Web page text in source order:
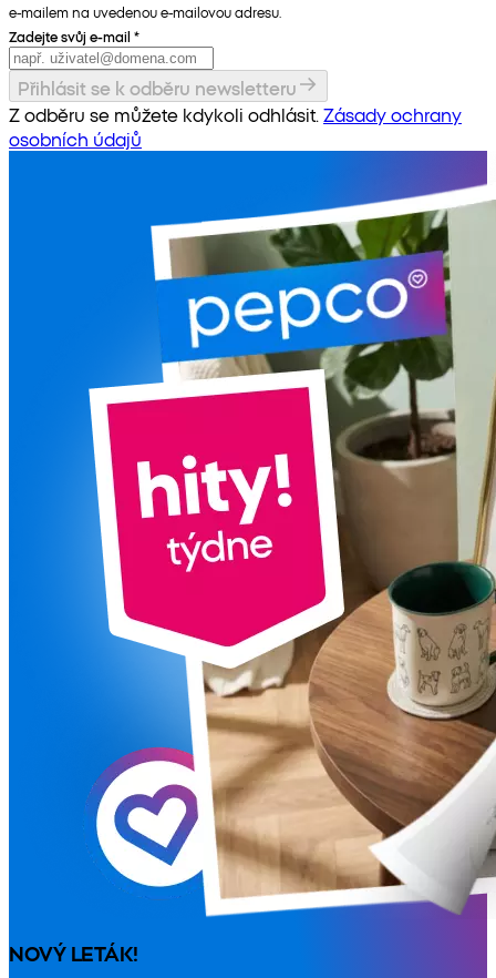
e-mailem na uvedenou e-mailovou adresu.
Zadejte svůj e-mail *
Přihlásit se k odběru newsletteru
Z odběru se můžete kdykoli odhlásit. Zásady ochrany
osobních údajů
NOVÝ LETÁK!